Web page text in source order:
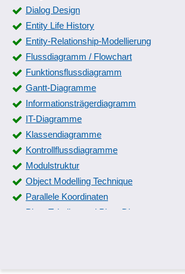
Dialog Design
Entity Life History
Entity-Relationship-Modellierung
Flussdiagramm / Flowchart
Funktionsflussdiagramm
Gantt-Diagramme
Informationsträgerdiagramm
IT-Diagramme
Klassendiagramme
Kontrollflussdiagramme
Modulstruktur
Object Modelling Technique
Parallele Koordinaten
Pivot-Tabellen und Pivot-Diagramme